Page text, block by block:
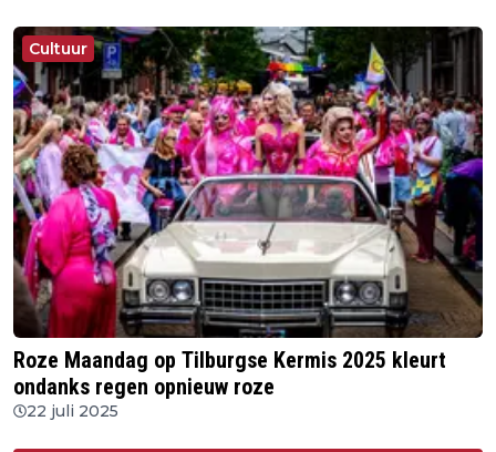
Cultuur
Roze Maandag op Tilburgse Kermis 2025 kleurt
ondanks regen opnieuw roze
22 juli 2025